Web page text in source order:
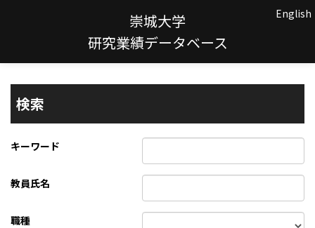
崇城大学
研究業績データベース
English
検索
キーワード
教員氏名
職種